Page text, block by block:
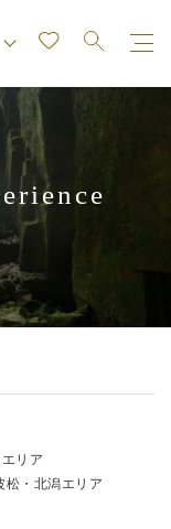
リア
松・北潟エリア